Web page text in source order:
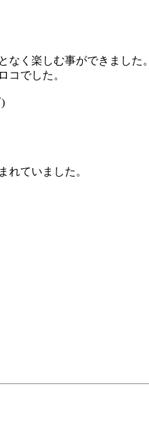
なく楽しむ事ができました。
コでした。
れていました。